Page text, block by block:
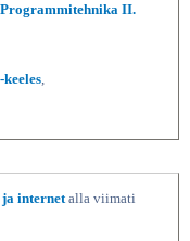
II.
,
internetalla viimati